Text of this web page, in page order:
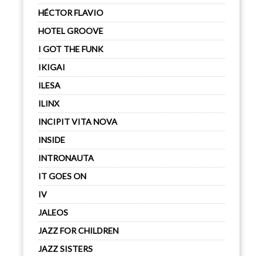
HÉCTOR FLAVIO
HOTEL GROOVE
I GOT THE FUNK
IKIGAI
ILESA
ILINX
INCIPIT VITA NOVA
INSIDE
INTRONAUTA
IT GOES ON
IV
JALEOS
JAZZ FOR CHILDREN
JAZZ SISTERS